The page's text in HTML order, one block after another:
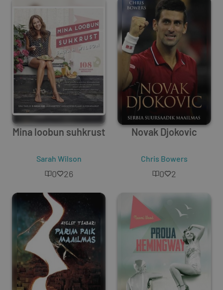
Mina loobun suhkrust
Sarah Wilson
0 26
Novak Djokovic
Chris Bowers
0 2